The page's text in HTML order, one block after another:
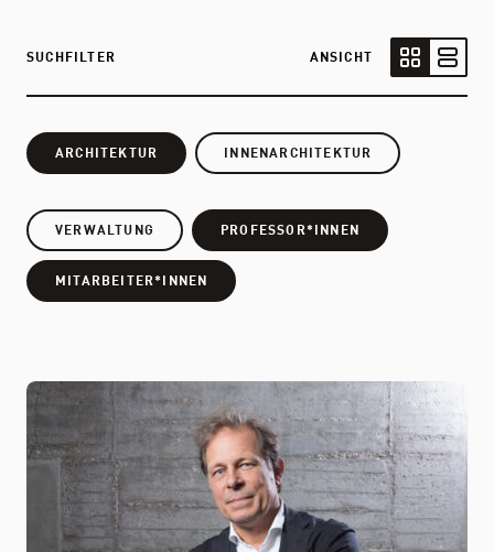
SUCHFILTER
ANSICHT
ARCHITEKTUR INNENARCHITEKTUR
VERWALTUNG PROFESSOR*INNEN
MITARBEITER*INNEN